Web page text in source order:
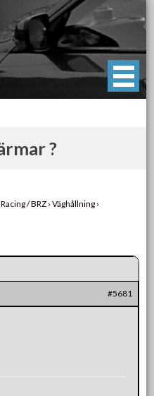
?
/ BRZ › Väghållning ›
#5681